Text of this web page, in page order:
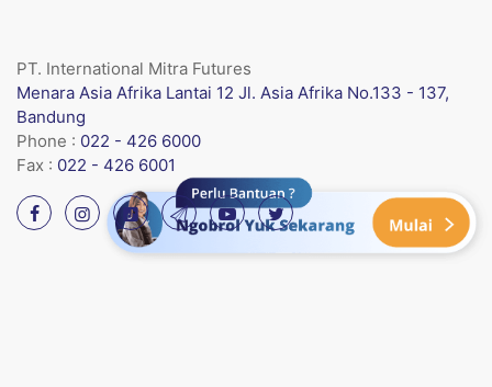
PT. International Mitra Futures
Menara Asia Afrika Lantai 12 Jl. Asia Afrika No.133 - 137,
Bandung
Phone : 022 - 426 6000
Fax : 022 - 426 6001